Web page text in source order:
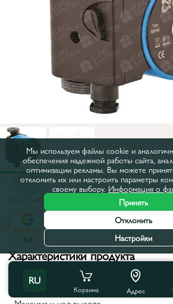
Код товара:
Все характеристики
Характеристики продукта
Межосевое расстояние, мм:
130
RU
Корзина Адрес
4.8
Мы используем файлы cookie и
обеспечения надежной работы сайта,
оптимизации рекламы. Вы можете
отклонить их или настроить параметры
своему выбору. Информация о
Принять
Отклонить
Настройки